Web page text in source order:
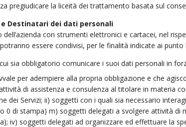
pregiudicare la liceità dei trattamento basata sul
Destinatari dei dati personali
dell’azienda con strumenti elettronici e cartacei, nel
essere condivisi, per le finalità indicate ai punto
sia obbligatorio comunicare i suoi dati personali in
per adempiere alla propria obbligazione e che
di assistenza e consulenza al titolare in materia
dei Servizi; ii) soggetti con i quali sia necessario
0 di stampa) m) soggetti delegati a svolgere attività
iv) soggetti delegati ad organizzare ed effettuare la